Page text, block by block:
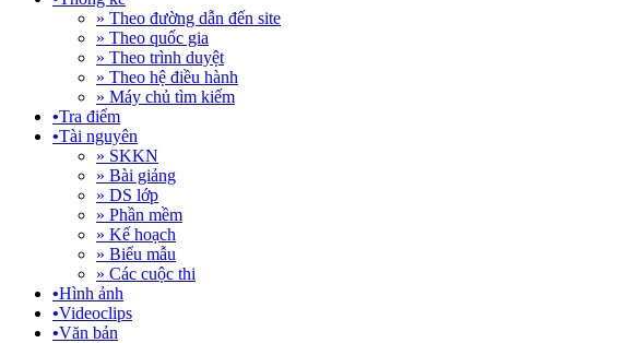
» Theo đường dẫn đến site
» Theo quốc gia
» Theo trình duyệt
» Theo hệ điều hành
» Máy chủ tìm kiếm
•Tra điểm
•Tài nguyên
» SKKN
» Bài giảng
» DS lớp
» Phần mềm
» Kế hoạch
» Biểu mẫu
» Các cuộc thi
•Hình ảnh
•Videoclips
•Văn bản